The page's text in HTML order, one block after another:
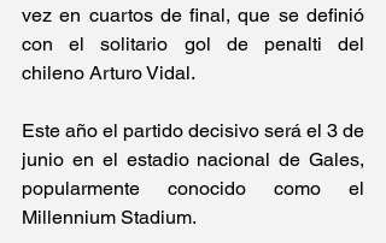
vez en cuartos de final, que se definió
con el solitario gol de penalti del
chileno Arturo Vidal.
Este año el partido decisivo será el 3 de
junio en el estadio nacional de Gales,
popularmente conocido como el
Millennium Stadium.